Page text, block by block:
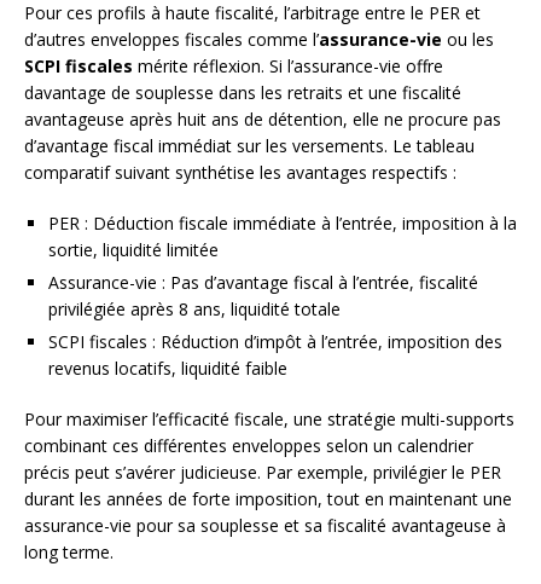
Pour ces profils à haute fiscalité, l’arbitrage entre le PER et
d’autres enveloppes fiscales comme l’assurance-vie ou les
SCPI fiscales mérite réflexion. Si l’assurance-vie offre
davantage de souplesse dans les retraits et une fiscalité
avantageuse après huit ans de détention, elle ne procure pas
d’avantage fiscal immédiat sur les versements. Le tableau
comparatif suivant synthétise les avantages respectifs :
PER : Déduction fiscale immédiate à l’entrée, imposition à la
sortie, liquidité limitée
Assurance-vie : Pas d’avantage fiscal à l’entrée, fiscalité
privilégiée après 8 ans, liquidité totale
SCPI fiscales : Réduction d’impôt à l’entrée, imposition des
revenus locatifs, liquidité faible
Pour maximiser l’efficacité fiscale, une stratégie multi-supports
combinant ces différentes enveloppes selon un calendrier
précis peut s’avérer judicieuse. Par exemple, privilégier le PER
durant les années de forte imposition, tout en maintenant une
assurance-vie pour sa souplesse et sa fiscalité avantageuse à
long terme.